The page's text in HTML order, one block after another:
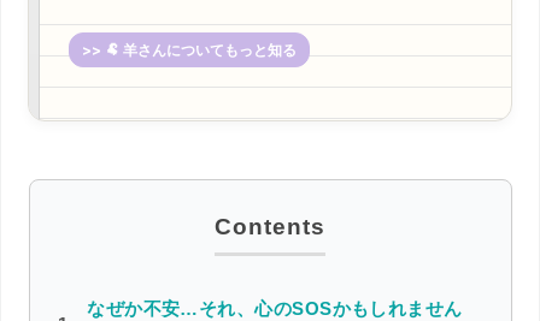
>> 🐏 羊さんについてもっと知る
なぜか不安…それ、心のSOSかもしれません